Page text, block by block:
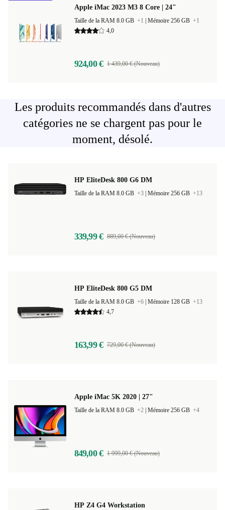
Apple iMac 2023 M3 8 Core | 24"
Taille de la RAM 8.0 GB +1 Mémoire 256 GB +1
4,0
924,00 € 1 439,00 € (Nouveau)
Les produits recommandés dans d'autres
catégories ne se chargent pas pour le
moment, désolé.
HP EliteDesk 800 G6 DM
Taille de la RAM 8.0 GB +3 Mémoire 256 GB +13
339,99 € 889,00 € (Nouveau)
HP EliteDesk 800 G5 DM
Taille de la RAM 8.0 GB +6 Mémoire 128 GB +13
4,7
163,99 € 729,00 € (Nouveau)
Apple iMac 5K 2020 | 27"
Taille de la RAM 8.0 GB +2 Mémoire 256 GB +4
849,00 € 1 999,00 € (Nouveau)
HP Z4 G4 Workstation